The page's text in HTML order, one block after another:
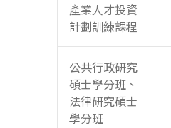
產業人才投資
計劃訓練課程
公共行政研究
碩士學分班、
法律研究碩士
學分班